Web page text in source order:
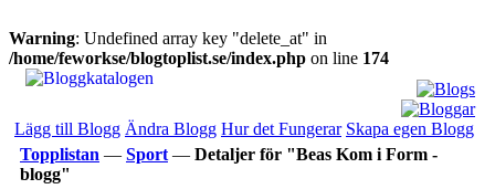
Warning: Undefined array key "delete_at" in
/home/feworkse/blogtoplist.se/index.php on line 174
Lägg till Blogg Ändra Blogg Hur det Fungerar Skapa egen Blogg
Topplistan — Sport — Detaljer för "Beas Kom i Form -
blogg"